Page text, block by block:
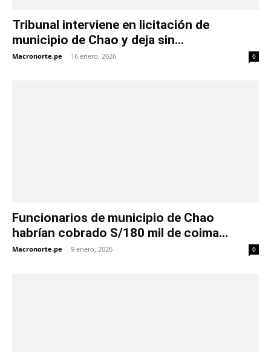
Tribunal interviene en licitación de
municipio de Chao y deja sin...
Macronorte.pe - 16 enero, 2026 0
Funcionarios de municipio de Chao
habrían cobrado S/180 mil de coima...
Macronorte.pe - 9 enero, 2026 0